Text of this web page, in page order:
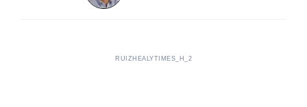
RUIZHEALYTIMES_H_2